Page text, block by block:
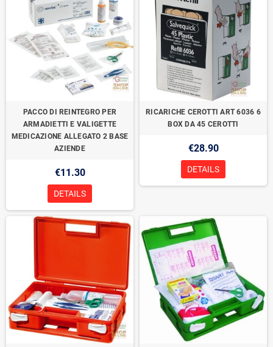
PACCO DI REINTEGRO PER
ARMADIETTI E VALIGETTE
MEDICAZIONE ALLEGATO 2 BASE
AZIENDE
€11.30
DETAILS
RICARICHE CEROTTI ART 6036 6
BOX DA 45 CEROTTI
€28.90
DETAILS